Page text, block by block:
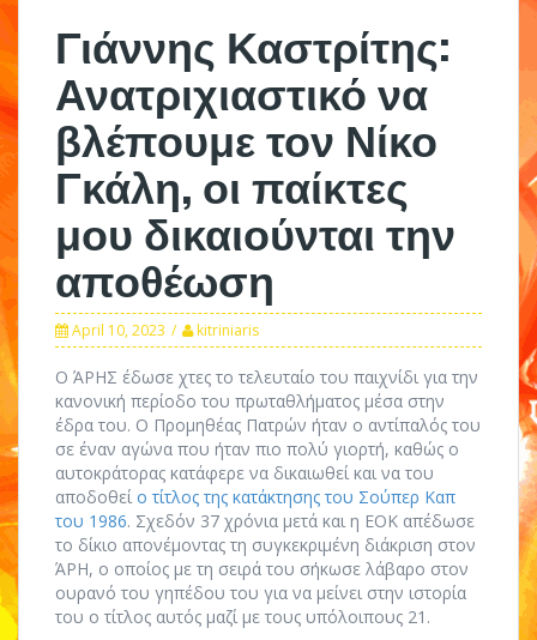
Γιάννης Καστρίτης:
Ανατριχιαστικό να
βλέπουμε τον Νίκο
Γκάλη, οι παίκτες
μου δικαιούνται την
αποθέωση
April 10, 2023 kitriniaris
Ο ΆΡΗΣ έδωσε χτες το τελευταίο του παιχνίδι για την
κανονική περίοδο του πρωταθλήματος μέσα στην
έδρα του. Ο Προμηθέας Πατρών ήταν ο αντίπαλός του
σε έναν αγώνα που ήταν πιο πολύ γιορτή, καθώς ο
αυτοκράτορας κατάφερε να δικαιωθεί και να του
αποδοθείο τίτλος της κατάκτησης του Σούπερ Καπ
του 1986. Σχεδόν 37 χρόνια μετά και η ΕΟΚ απέδωσε
το δίκιο απονέμοντας τη συγκεκριμένη διάκριση στον
ΆΡΗ, ο οποίος με τη σειρά του σήκωσε λάβαρο στον
ουρανό του γηπέδου του για να μείνει στην ιστορία
του ο τίτλος αυτός μαζί με τους υπόλοιπους 21.